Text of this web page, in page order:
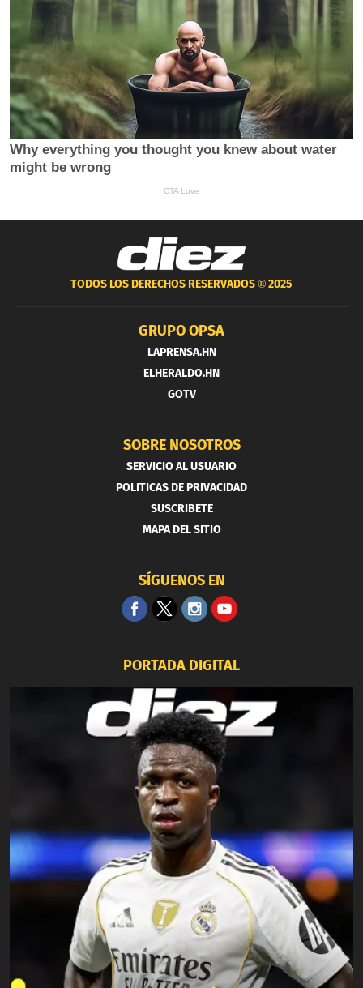
TODOS LOS DERECHOS RESERVADOS ®2025
GRUPO OPSA
LAPRENSA.HN
ELHERALDO.HN
GOTV
SOBRE NOSOTROS
SERVICIO AL USUARIO
POLITICAS DE PRIVACIDAD
SUSCRIBETE
MAPA DEL SITIO
SÍGUENOS EN
PORTADA DIGITAL